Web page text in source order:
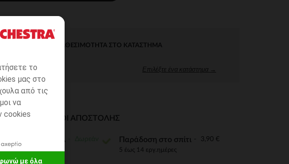
το
μας στο
από τις
να
cookies
με όλα
ΆΜΕΣΗ ΔΙΑΘΕΣΙΜΌΤΗΤΑ ΣΤΟ ΚΑΤΆΣΤΗΜΑ
Επιλέξτε ένα κατάστημα →
ΤΡΌΠΟΙ ΑΠΟΣΤΟΛΉΣ
ΣΕ ΚΑΤΑΣΤΗΜΑ Παράδοση στο σπίτι 3,90 €
5 έως 14 εργ.ημέρες